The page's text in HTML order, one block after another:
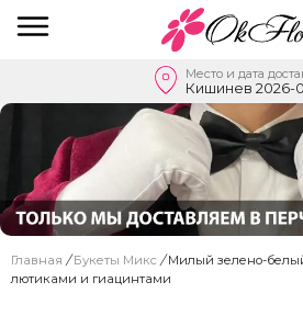
Место и дата
Кишинев 2026-
Главная / Букеты Микс / Милый зелено-
лютиками и гиацинтами